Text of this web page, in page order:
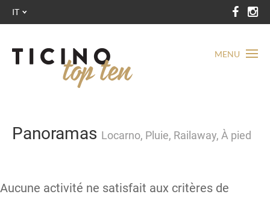
MENU
IT
Panoramas Locarno, Pluie, Railaway, À pied
Aucune activité ne satisfait aux critères de